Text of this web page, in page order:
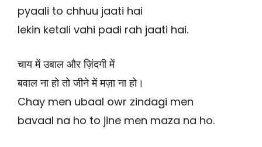
pyaali to chhuu jaati hai
lekin ketali vahi padi rah jaati hai.
चाय में उबाल और ज़िंदगी में
बवाल ना हो तो जीने में मज़ा ना हो।
Chay men ubaal owr zindagi men
bavaal na ho to jine men maza na ho.